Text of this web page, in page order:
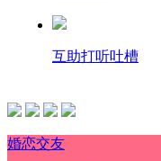
互助打听吐槽
婚恋交友